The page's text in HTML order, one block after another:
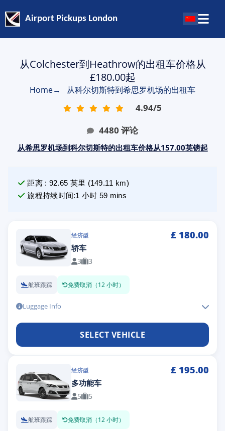
Airport Pickups London
从Colchester到Heathrow的出租车价格从
£180.00起
Home→ 从科尔切斯特到希思罗机场的出租车
4.94/5
4480 评论
从希思罗机场到科尔切斯特的出租车价格从157.00英镑起
距离: 92.65 英里 (149.11 km)
旅程持续时间:1 小时 59 mins
经济型 £ 180.00
轿车
3 3
航班跟踪 免费取消（12 小时）
Luggage Info
SELECT VEHICLE
经济型 £ 195.00
多功能车
5 5
航班跟踪 免费取消（12 小时）